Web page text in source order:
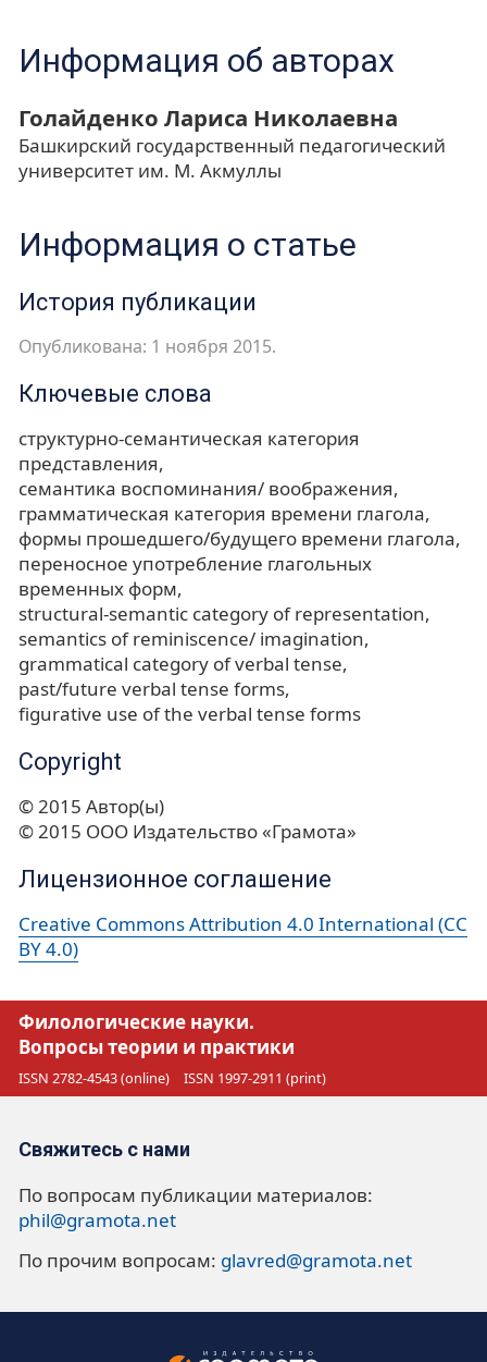
Информация об авторах
Голайденко Лариса Николаевна
Башкирский государственный педагогический
университет им. М. Акмуллы
Информация о статье
История публикации
Опубликована: 1 ноября 2015.
Ключевые слова
структурно-семантическая категория
представления
семантика воспоминания/ воображения
грамматическая категория времени глагола
формы прошедшего/будущего времени глагола
переносное употребление глагольных
временных форм
structural-semantic category of representation
semantics of reminiscence/ imagination
grammatical category of verbal tense
past/future verbal tense forms
figurative use of the verbal tense forms
Copyright
© 2015 Автор(ы)
© 2015 ООО Издательство «Грамота»
Лицензионное соглашение
Creative Commons Attribution 4.0 International (CC
BY 4.0)
Филологические науки.
Вопросы теории и практики
ISSN 2782-4543 (online) ISSN 1997-2911 (print)
Свяжитесь с нами
По вопросам публикации материалов:
phil@gramota.net
По прочим вопросам: glavred@gramota.net